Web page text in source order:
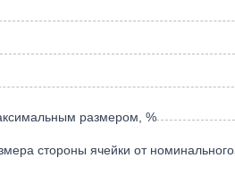
размером, %
стороны ячейки от номинального